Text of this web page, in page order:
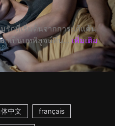
มรักที่เริ่มต้นจากการแก้แค้น
าเป็นบทพิสูจน์ที่น... เพิ่มเติม
中文 français